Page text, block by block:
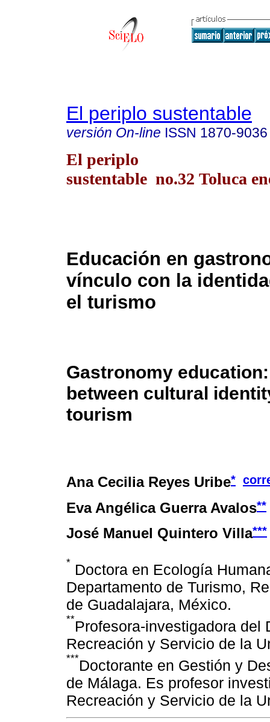
El periplo sustentable
versión On-line ISSN 1870-9036
El periplo
sustentable no.32 Toluca
Educación en
vínculo con la
el turismo
Gastronomy
between cultural
tourism
Ana Cecilia Reyes Uribe*
Eva Angélica Guerra Avalos**
José Manuel Quintero Villa***
* Doctora en Ecología
Departamento de Turismo,
de Guadalajara, México.
**Profesora-investigadora del
Recreación y Servicio de la
***Doctorante en Gestión y
de Málaga. Es profesor
Recreación y Servicio de la